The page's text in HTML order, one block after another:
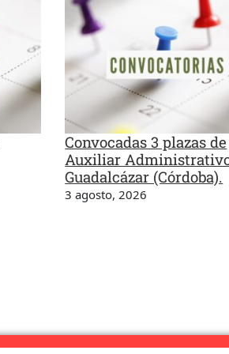
Convocadas 3 plazas de
Auxiliar
Guadalcázar (Córdoba).
3 agosto, 2026